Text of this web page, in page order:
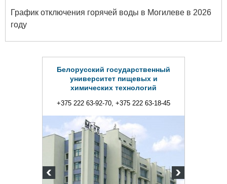
График отключения горячей воды в Могилеве в 2026
году
Белорусский государственный
университет пищевых и
химических технологий
+375 222 63-92-70, +375 222 63-18-45